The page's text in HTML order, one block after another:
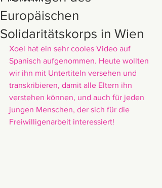
Europäischen
Solidaritätskorps in Wien
Xoel hat ein sehr cooles Video auf
Spanisch aufgenommen. Heute wollten
wir ihn mit Untertiteln versehen und
transkribieren, damit alle Eltern ihn
verstehen können, und auch für jeden
jungen Menschen, der sich für die
Freiwilligenarbeit interessiert!